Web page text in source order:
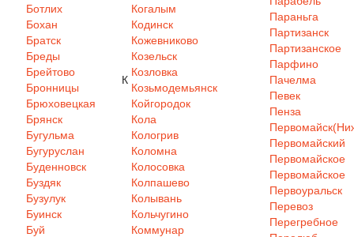
Ботлих
Бохан
Братск
Бреды
Брейтово
Бронницы
Брюховецкая
Брянск
Бугульма
Бугуруслан
Буденновск
Буздяк
Бузулук
Буинск
Буй
К
Когалым
Кодинск
Кожевниково
Козельск
Козловка
Козьмодемьянск
Койгородок
Кола
Кологрив
Коломна
Колосовка
Колпашево
Колывань
Кольчугино
Коммунар
Параньга
Партизанск
Партизанское
Парфино
Пачелма
Певек
Пенза
Первомайский
Первомайское
Первомайское
Первоуральск
Перевоз
Перегребное